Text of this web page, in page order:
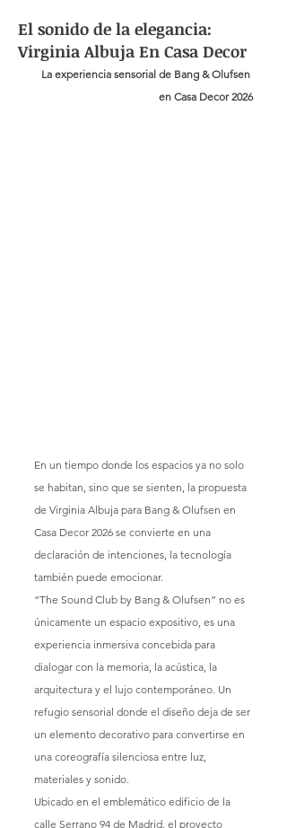
El sonido de la elegancia:
Virginia Albuja En Casa Decor
La experiencia sensorial de Bang & Olufsen
en Casa Decor 2026
En un tiempo donde los espacios ya no solo
se habitan, sino que se sienten, la propuesta
de Virginia Albuja para Bang & Olufsen en
Casa Decor 2026 se convierte en una
declaración de intenciones, la tecnología
también puede emocionar.
“The Sound Club by Bang & Olufsen” no es
únicamente un espacio expositivo, es una
experiencia inmersiva concebida para
dialogar con la memoria, la acústica, la
arquitectura y el lujo contemporáneo. Un
refugio sensorial donde el diseño deja de ser
un elemento decorativo para convertirse en
una coreografía silenciosa entre luz,
materiales y sonido.
Ubicado en el emblemático edificio de la
calle Serrano 94 de Madrid, el proyecto